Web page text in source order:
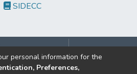
SIDECC
personal information for the
Preferences,